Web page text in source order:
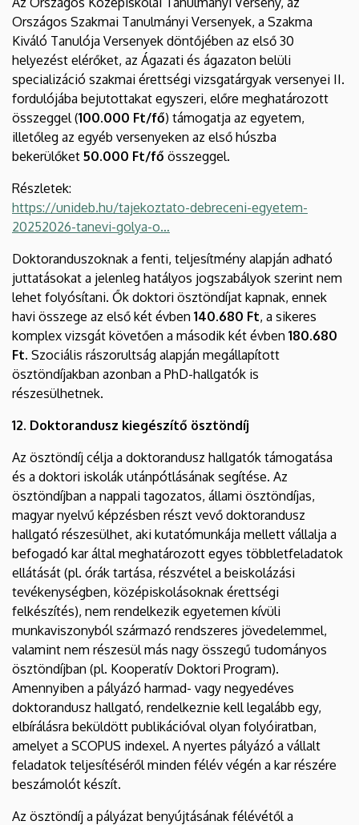
Országos Szakmai Tanulmányi Versenyek, a Szakma
Kiváló Tanulója Versenyek döntőjében az első 30
helyezést elérőket, az Ágazati és ágazaton belüli
specializáció szakmai érettségi vizsgatárgyak versenyei II.
fordulójába bejutottakat egyszeri, előre meghatározott
összeggel (100.000 Ft/fő) támogatja az egyetem,
illetőleg az egyéb versenyeken az első húszba
bekerülőket 50.000 Ft/fő összeggel.
Részletek:
https://unideb.hu/tajekoztato-debreceni-egyetem-
20252026-tanevi-golya-o…
Doktoranduszoknak a fenti, teljesítmény alapján adható
juttatásokat a jelenleg hatályos jogszabályok szerint nem
lehet folyósítani. Ők doktori ösztöndíjat kapnak, ennek
havi összege az első két évben 140.680 Ft, a sikeres
komplex vizsgát követően a második két évben 180.680
Ft. Szociális rászorultság alapján megállapított
ösztöndíjakban azonban a PhD-hallgatók is
részesülhetnek.
12. Doktorandusz kiegészítő ösztöndíj
Az ösztöndíj célja a doktorandusz hallgatók támogatása
és a doktori iskolák utánpótlásának segítése. Az
ösztöndíjban a nappali tagozatos, állami ösztöndíjas,
magyar nyelvű képzésben részt vevő doktorandusz
hallgató részesülhet, aki kutatómunkája mellett vállalja a
befogadó kar által meghatározott egyes többletfeladatok
ellátását (pl. órák tartása, részvétel a beiskolázási
tevékenységben, középiskolásoknak érettségi
felkészítés), nem rendelkezik egyetemen kívüli
munkaviszonyból származó rendszeres jövedelemmel,
valamint nem részesül más nagy összegű tudományos
ösztöndíjban (pl. Kooperatív Doktori Program).
Amennyiben a pályázó harmad- vagy negyedéves
doktorandusz hallgató, rendelkeznie kell legalább egy,
elbírálásra beküldött publikációval olyan folyóiratban,
amelyet a SCOPUS indexel. A nyertes pályázó a vállalt
feladatok teljesítéséről minden félév végén a kar részére
beszámolót készít.
Az ösztöndíj a pályázat benyújtásának félévétől a